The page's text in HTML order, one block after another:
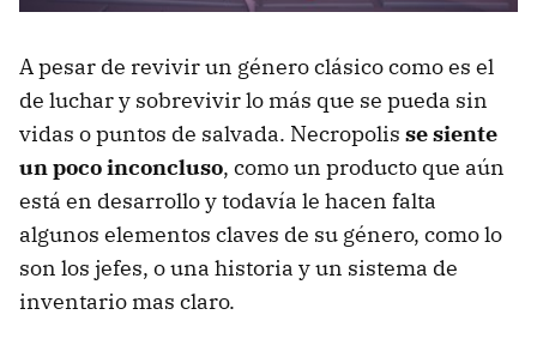
A pesar de revivir un género clásico como es el
de luchar y sobrevivir lo más que se pueda sin
vidas o puntos de salvada. Necropolis se siente
un poco inconcluso, como un producto que aún
está en desarrollo y todavía le hacen falta
algunos elementos claves de su género, como lo
son los jefes, o una historia y un sistema de
inventario mas claro.